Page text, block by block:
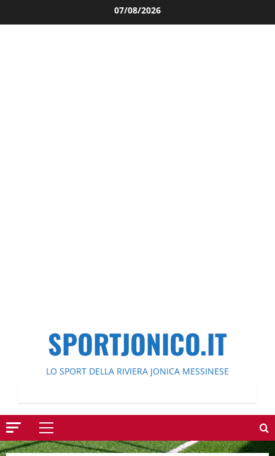
al
07/08/2026
SPORTJONICO.IT
LO SPORT DELLA RIVIERA JONICA MESSINESE
Menu
principale